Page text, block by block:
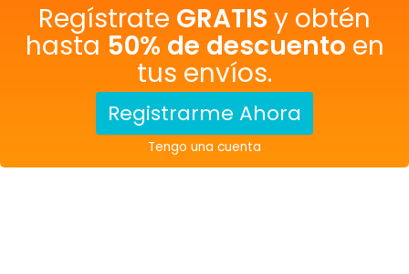
Regístrate GRATIS y obtén
hasta 50% de descuento en
tus envíos.
Registrarme Ahora
Tengo una cuenta